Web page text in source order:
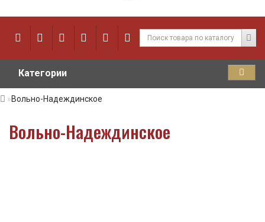
Категории
Вольно-Надеждинское
Вольно-Надеждинское